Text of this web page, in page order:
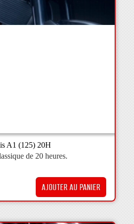
A1 (125) 20H
de 20 heures.
AJOUTER AU PANIER